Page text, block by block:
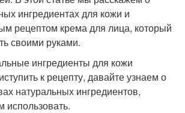
ингредиентах для кожи и
рецептом крема для лица, который
своими руками.
ингредиенты для кожи
к рецепту, давайте узнаем о
натуральных ингредиентов,
использовать.